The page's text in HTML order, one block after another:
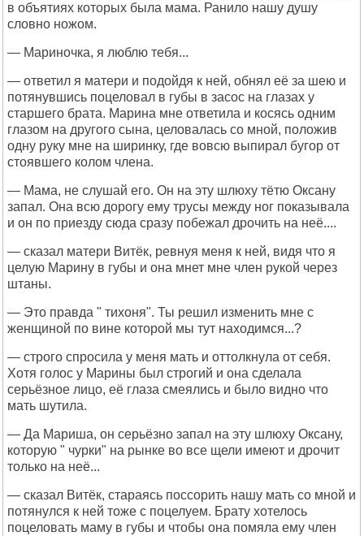
в объятиях которых была мама. Ранило нашу душу
словно ножом.
— Мариночка, я люблю тебя...
— ответил я матери и подойдя к ней, обнял её за шею и
потянувшись поцеловал в губы в засос на глазах у
старшего брата. Марина мне ответила и косясь одним
глазом на другого сына, целовалась со мной, положив
одну руку мне на ширинку, где вовсю выпирал бугор от
стоявшего колом члена.
— Мама, не слушай его. Он на эту шлюху тётю Оксану
запал. Она всю дорогу ему трусы между ног показывала
и он по приезду сюда сразу побежал дрочить на неё....
— сказал матери Витёк, ревнуя меня к ней, видя что я
целую Марину в губы и она мнет мне член рукой через
штаны.
— Это правда " тихоня". Ты решил изменить мне с
женщиной по вине которой мы тут находимся...?
— строго спросила у меня мать и оттолкнула от себя.
Хотя голос у Марины был строгий и она сделала
серьёзное лицо, её глаза смеялись и было видно что
мать шутила.
— Да Мариша, он серьёзно запал на эту шлюху Оксану,
которую " чурки" на рынке во все щели имеют и дрочит
только на неё...
— сказал Витёк, стараясь поссорить нашу мать со мной и
потянулся к ней тоже с поцелуем. Брату хотелось
поцеловать маму в губы и чтобы она помяла ему член